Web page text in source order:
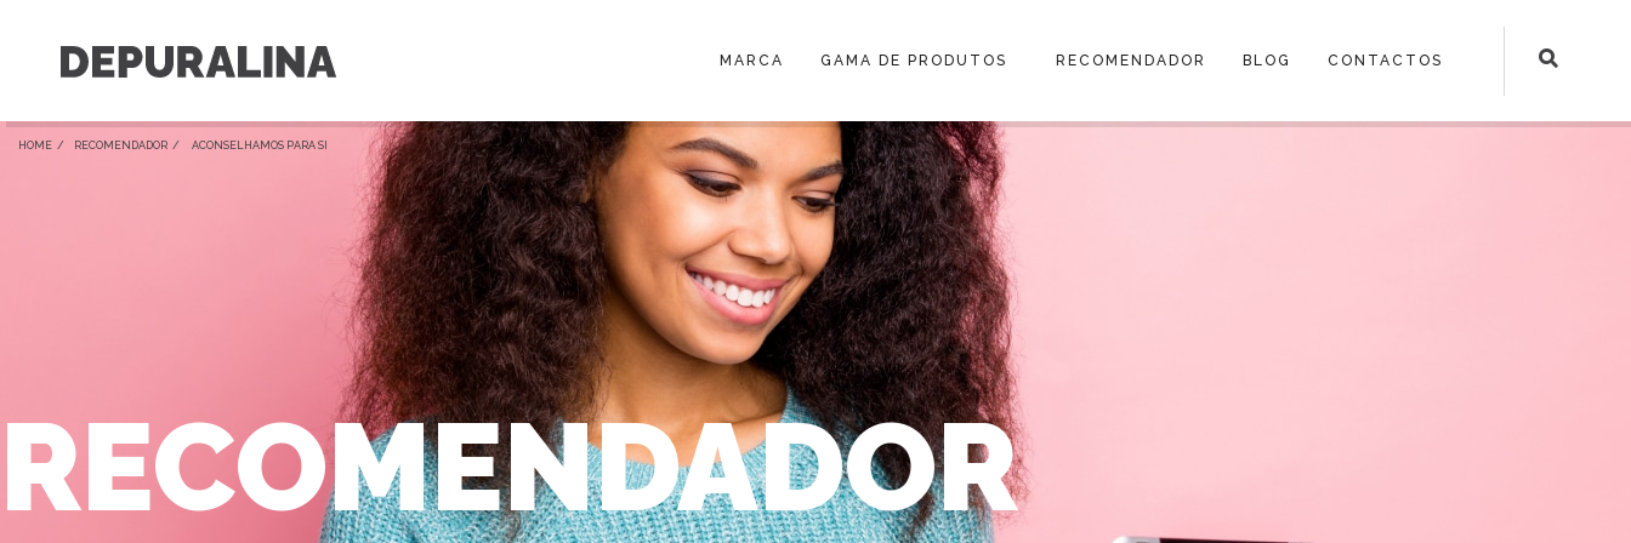
MARCA GAMA DE PRODUTOS RECOMENDADOR BLOG CONTACTOS
HOME / RECOMENDADOR / ACONSELHAMOS PARA SI
RECOMENDADOR